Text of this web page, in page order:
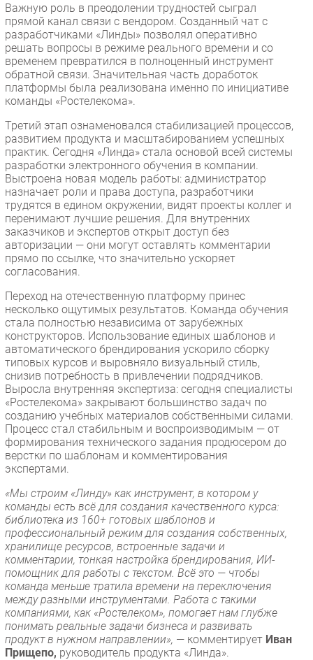
Важную роль в преодолении трудностей сыграл
прямой канал связи с вендором. Созданный чат с
разработчиками «Линды» позволял оперативно
решать вопросы в режиме реального времени и со
временем превратился в полноценный инструмент
обратной связи. Значительная часть доработок
платформы была реализована именно по инициативе
команды «Ростелекома».
Третий этап ознаменовался стабилизацией процессов,
развитием продукта и масштабированием успешных
практик. Сегодня «Линда» стала основой всей системы
разработки электронного обучения в компании.
Выстроена новая модель работы: администратор
назначает роли и права доступа, разработчики
трудятся в едином окружении, видят проекты коллег и
перенимают лучшие решения. Для внутренних
заказчиков и экспертов открыт доступ без
авторизации — они могут оставлять комментарии
прямо по ссылке, что значительно ускоряет
согласования.
Переход на отечественную платформу принес
несколько ощутимых результатов. Команда обучения
стала полностью независима от зарубежных
конструкторов. Использование единых шаблонов и
автоматического брендирования ускорило сборку
типовых курсов и выровняло визуальный стиль,
снизив потребность в привлечении подрядчиков.
Выросла внутренняя экспертиза: сегодня специалисты
«Ростелекома» закрывают большинство задач по
созданию учебных материалов собственными силами.
Процесс стал стабильным и воспроизводимым — от
формирования технического задания продюсером до
верстки по шаблонам и комментирования
экспертами.
«Мы строим «Линду» как инструмент, в котором у
команды есть всё для создания качественного курса:
библиотека из 160+ готовых шаблонов и
профессиональный режим для создания собственных,
хранилище ресурсов, встроенные задачи и
комментарии, тонкая настройка брендирования, ИИ-
помощник для работы с текстом. Всё это — чтобы
команда меньше тратила времени на переключения
между разными инструментами. Работа с такими
компаниями, как «Ростелеком», помогает нам глубже
понимать реальные задачи бизнеса и развивать
продукт в нужном направлении», — комментирует Иван
Прищепо, руководитель продукта «Линда».